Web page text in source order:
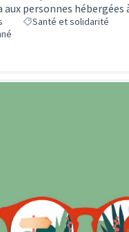
personnes hébergées
Santé et solidarité